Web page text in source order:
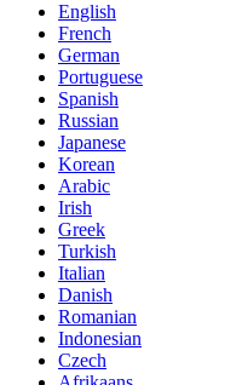
English
French
German
Portuguese
Spanish
Russian
Japanese
Korean
Arabic
Irish
Greek
Turkish
Italian
Danish
Romanian
Indonesian
Czech